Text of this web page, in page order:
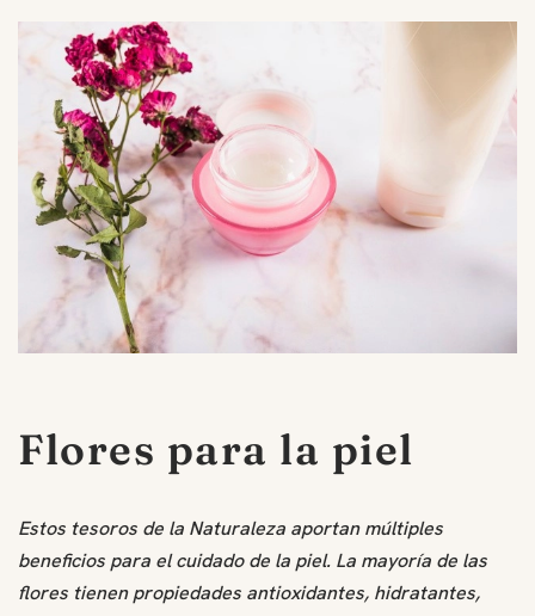
Flores para la piel
Estos tesoros de la Naturaleza aportan múltiples
beneficios para el cuidado de la piel. La mayoría de las
flores tienen propiedades antioxidantes, hidratantes,